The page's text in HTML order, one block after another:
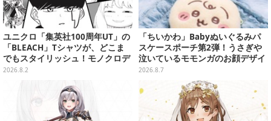
ユニクロ「集英社100周年UT」の
「BLEACH」Tシャツが、どこま
でもスタイリッシュ！モノクロデ
ザインもクール
2026.8.2
「ちいかわ」Babyぬいぐるみパ
スケースポーチ第2弾！うさぎや
泣いているモモンガのお顔デザイ
ン全4種が8月下旬プライズ展開
2026.8.7